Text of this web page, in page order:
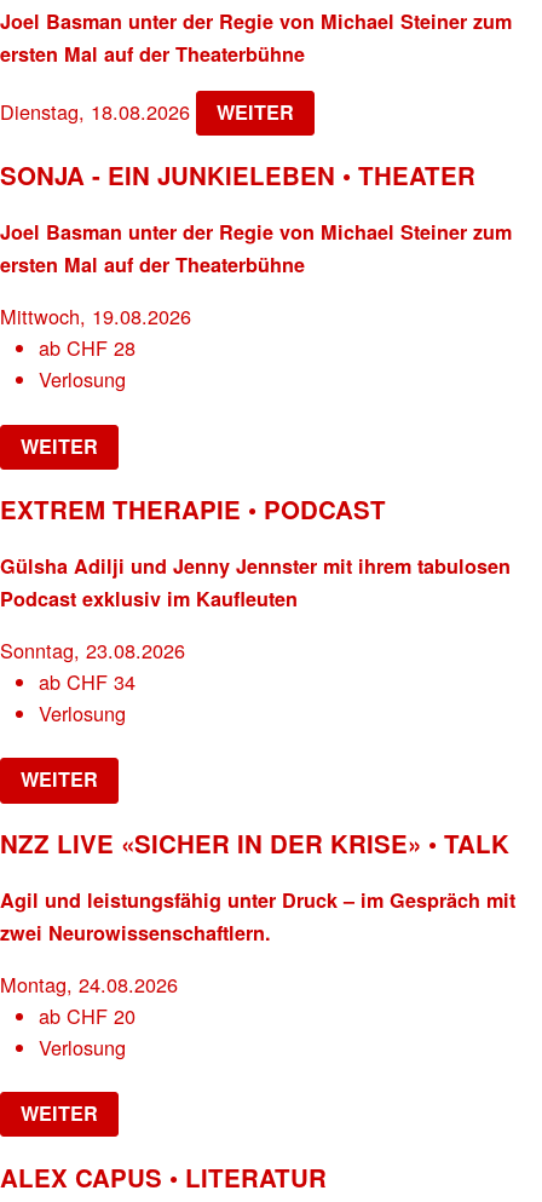
Joel Basman unter der Regie von Michael Steiner zum
ersten Mal auf der Theaterbühne
Dienstag, 18.08.2026 WEITER
SONJA - EIN JUNKIELEBEN • THEATER
Joel Basman unter der Regie von Michael Steiner zum
ersten Mal auf der Theaterbühne
Mittwoch, 19.08.2026
abCHF 28
Verlosung
WEITER
EXTREM THERAPIE • PODCAST
Gülsha Adilji und Jenny Jennster mit ihrem tabulosen
Podcast exklusiv im Kaufleuten
Sonntag, 23.08.2026
abCHF 34
Verlosung
WEITER
NZZ LIVE «SICHER IN DER KRISE» • TALK
Agil und leistungsfähig unter Druck – im Gespräch mit
zwei Neurowissenschaftlern.
Montag, 24.08.2026
abCHF 20
Verlosung
WEITER
ALEX CAPUS • LITERATUR